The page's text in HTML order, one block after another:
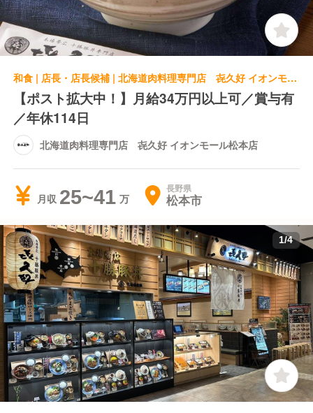
和食 | 店長・店長候補 | 北海道肉料理専門店 㐂久好 イオンモール松本店
【ポスト拡大中！】月給34万円以上可／賞与有
／年休114日
北海道肉料理専門店 㐂久好 イオンモール松本店
月収 25~41 長野県
松本市
1/4